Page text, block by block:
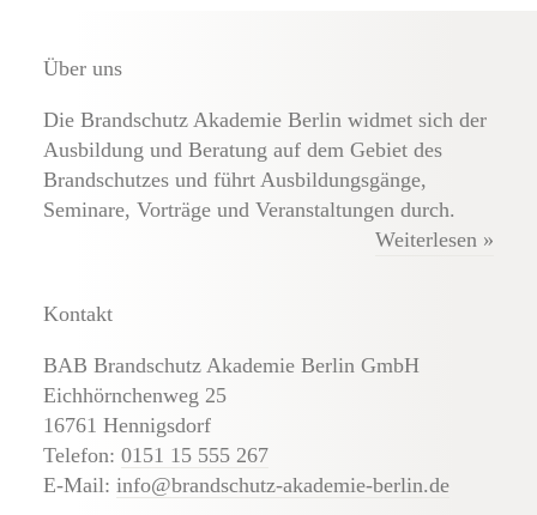
Über uns
Die Brandschutz Akademie Berlin widmet sich der
Ausbildung und Beratung auf dem Gebiet des
Brandschutzes und führt Ausbildungsgänge,
Seminare, Vorträge und Veranstaltungen durch.
Weiterlesen »
Kontakt
BAB Brandschutz Akademie Berlin GmbH
Eichhörnchenweg 25
16761 Hennigsdorf
Telefon: 0151 15 555 267
E-Mail: info@brandschutz-akademie-berlin.de